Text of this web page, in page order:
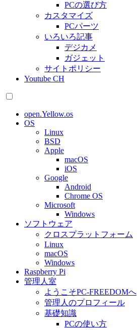
PCの選び方
カスタマイズ
PCパーツ
いろいろ記事
デジカメ
ガジェット
サイトポリシー
Youtube CH
open.Yellow.os
OS
Linux
BSD
Apple
macOS
iOS
Google
Android
Chrome OS
Microsoft
Windows
ソフトウェア
クロスプラットフォーム
Linux
macOS
Windows
Raspberry Pi
管理人室
ようこそPC-FREEDOMへ
管理人のプロフィール
基礎知識
PCの使い方